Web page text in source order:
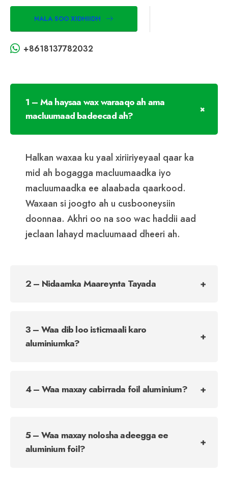
NALA SOO XIDHIIDH
+8618137782032
1 – Ma haysaa wax waraaqo ah ama
macluumaad badeecad ah?
Halkan waxaa ku yaal xiriiriyeyaal qaar ka
mid ah bogagga macluumaadka iyo
macluumaadka ee alaabada qaarkood.
Waxaan si joogto ah u cusbooneysiin
doonnaa. Akhri oo na soo wac haddii aad
jeclaan lahayd macluumaad dheeri ah.
2 – Nidaamka Maareynta Tayada
3 – Waa dib loo isticmaali karo
aluminiumka?
4 – Waa maxay cabirrada foil aluminium?
5 – Waa maxay nolosha adeegga ee
aluminium foil?